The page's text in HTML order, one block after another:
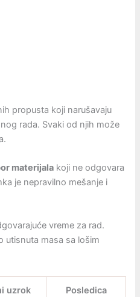
propusta koji narušavaju
rada. Svaki od njih može
materijala koji ne odgovara
je nepravilno mešanje i
vreme za rad.
utisnuta masa sa lošim
uzrok Posledica